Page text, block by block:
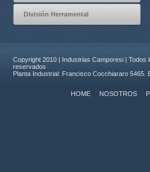
División Herramental
Copyright 2010 | Industrias Camporesi | Todos
reservados
Planta Industrial: Francisco Cocchiararo 5465.
HOME NOSOTROS